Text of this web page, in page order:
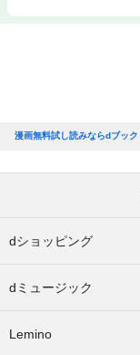
漫画無料試し読みならdブック
dショッピング
dミュージック
Lemino